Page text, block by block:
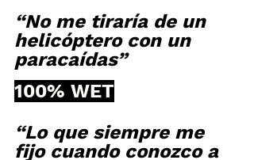
“No me tiraría de un
helicóptero con un
paracaídas”
100% WET
“Lo que siempre me
fijo cuando conozco a